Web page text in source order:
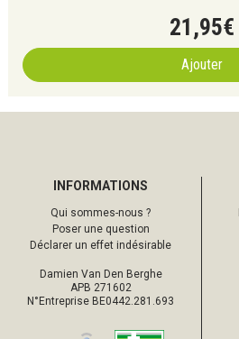
21 ,95€
Ajouter
INFORMATIONS
Qui sommes-nous ?
Poser une question
Déclarer un effet indésirable
Damien Van Den Berghe
APB 271602
N°Entreprise BE0442.281.693